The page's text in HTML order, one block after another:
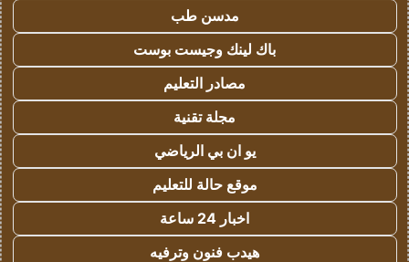
مدسن طب
باك لينك وجيست بوست
مصادر التعليم
مجلة تقنية
يو ان بي الرياضي
موقع حالة للتعليم
اخبار 24 ساعة
هيدب فنون وترفيه